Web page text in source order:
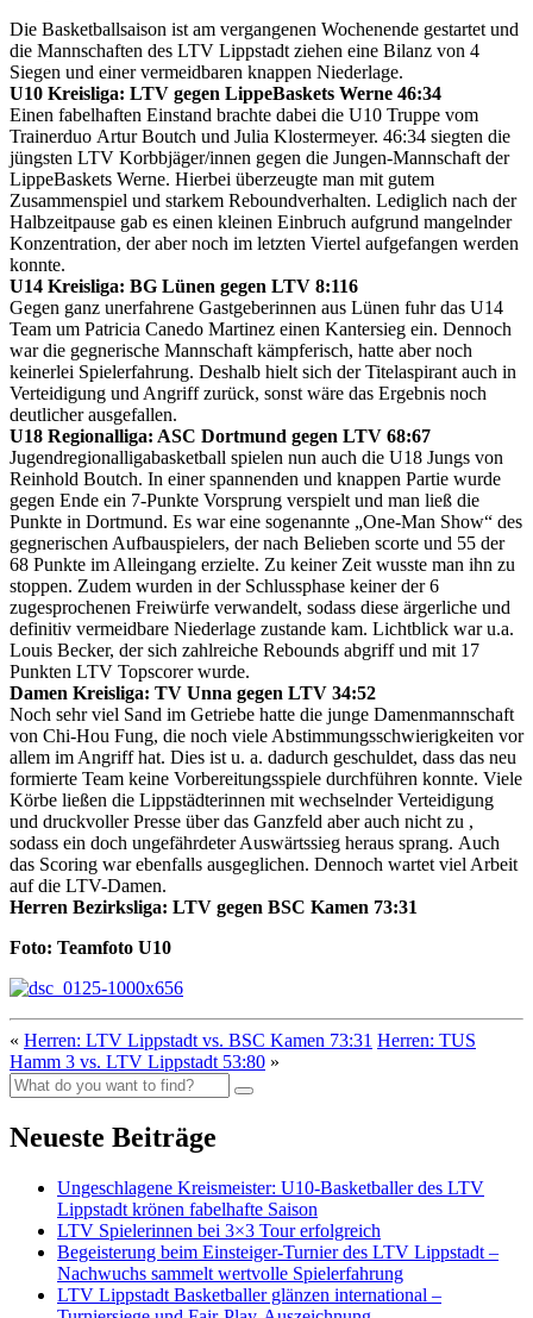
Die Basketballsaison ist am vergangenen Wochenende gestartet und
die Mannschaften des LTV Lippstadt ziehen eine Bilanz von 4
Siegen und einer vermeidbaren knappen Niederlage.
U10 Kreisliga: LTV gegen LippeBaskets Werne 46:34
Einen fabelhaften Einstand brachte dabei die U10 Truppe vom
Trainerduo Artur Boutch und Julia Klostermeyer. 46:34 siegten die
jüngsten LTV Korbbjäger/innen gegen die Jungen-Mannschaft der
LippeBaskets Werne. Hierbei überzeugte man mit gutem
Zusammenspiel und starkem Reboundverhalten. Lediglich nach der
Halbzeitpause gab es einen kleinen Einbruch aufgrund mangelnder
Konzentration, der aber noch im letzten Viertel aufgefangen werden
konnte.
U14 Kreisliga: BG Lünen gegen LTV 8:116
Gegen ganz unerfahrene Gastgeberinnen aus Lünen fuhr das U14
Team um Patricia Canedo Martinez einen Kantersieg ein. Dennoch
war die gegnerische Mannschaft kämpferisch, hatte aber noch
keinerlei Spielerfahrung. Deshalb hielt sich der Titelaspirant auch in
Verteidigung und Angriff zurück, sonst wäre das Ergebnis noch
deutlicher ausgefallen.
U18 Regionalliga: ASC Dortmund gegen LTV 68:67
Jugendregionalligabasketball spielen nun auch die U18 Jungs von
Reinhold Boutch. In einer spannenden und knappen Partie wurde
gegen Ende ein 7-Punkte Vorsprung verspielt und man ließ die
Punkte in Dortmund. Es war eine sogenannte „One-Man Show“ des
gegnerischen Aufbauspielers, der nach Belieben scorte und 55 der
68 Punkte im Alleingang erzielte. Zu keiner Zeit wusste man ihn zu
stoppen. Zudem wurden in der Schlussphase keiner der 6
zugesprochenen Freiwürfe verwandelt, sodass diese ärgerliche und
definitiv vermeidbare Niederlage zustande kam. Lichtblick war u.a.
Louis Becker, der sich zahlreiche Rebounds abgriff und mit 17
Punkten LTV Topscorer wurde.
Damen Kreisliga: TV Unna gegen LTV 34:52
Noch sehr viel Sand im Getriebe hatte die junge Damenmannschaft
von Chi-Hou Fung, die noch viele Abstimmungsschwierigkeiten vor
allem im Angriff hat. Dies ist u. a. dadurch geschuldet, dass das neu
formierte Team keine Vorbereitungsspiele durchführen konnte. Viele
Körbe ließen die Lippstädterinnen mit wechselnder Verteidigung
und druckvoller Presse über das Ganzfeld aber auch nicht zu ,
sodass ein doch ungefährdeter Auswärtssieg heraus sprang. Auch
das Scoring war ebenfalls ausgeglichen. Dennoch wartet viel Arbeit
auf die LTV-Damen.
Herren Bezirksliga: LTV gegen BSC Kamen 73:31
Foto: Teamfoto U10
« Herren: LTV Lippstadt vs. BSC Kamen 73:31 Herren: TUS
Hamm 3 vs. LTV Lippstadt 53:80 »
Neueste Beiträge
Ungeschlagene Kreismeister: U10-Basketballer des LTV
Lippstadt krönen fabelhafte Saison
LTV Spielerinnen bei 3×3 Tour erfolgreich
Begeisterung beim Einsteiger-Turnier des LTV Lippstadt –
Nachwuchs sammelt wertvolle Spielerfahrung
LTV Lippstadt Basketballer glänzen international –